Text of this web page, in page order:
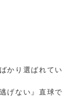
かり選ばれてい
げない』直球で